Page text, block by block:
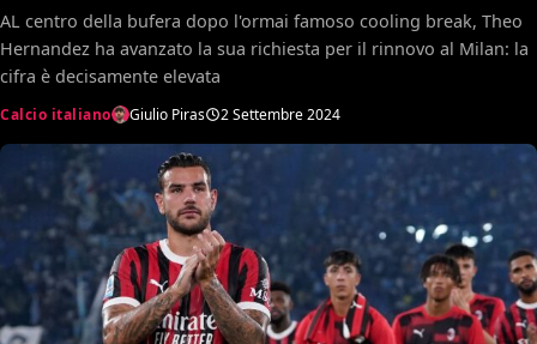
AL centro della bufera dopo l'ormai famoso cooling break, Theo
Hernandez ha avanzato la sua richiesta per il rinnovo al Milan: la
cifra è decisamente elevata
Calcio italiano Giulio Piras 2 Settembre 2024